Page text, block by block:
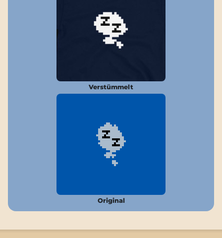
Verstümmelt
Original